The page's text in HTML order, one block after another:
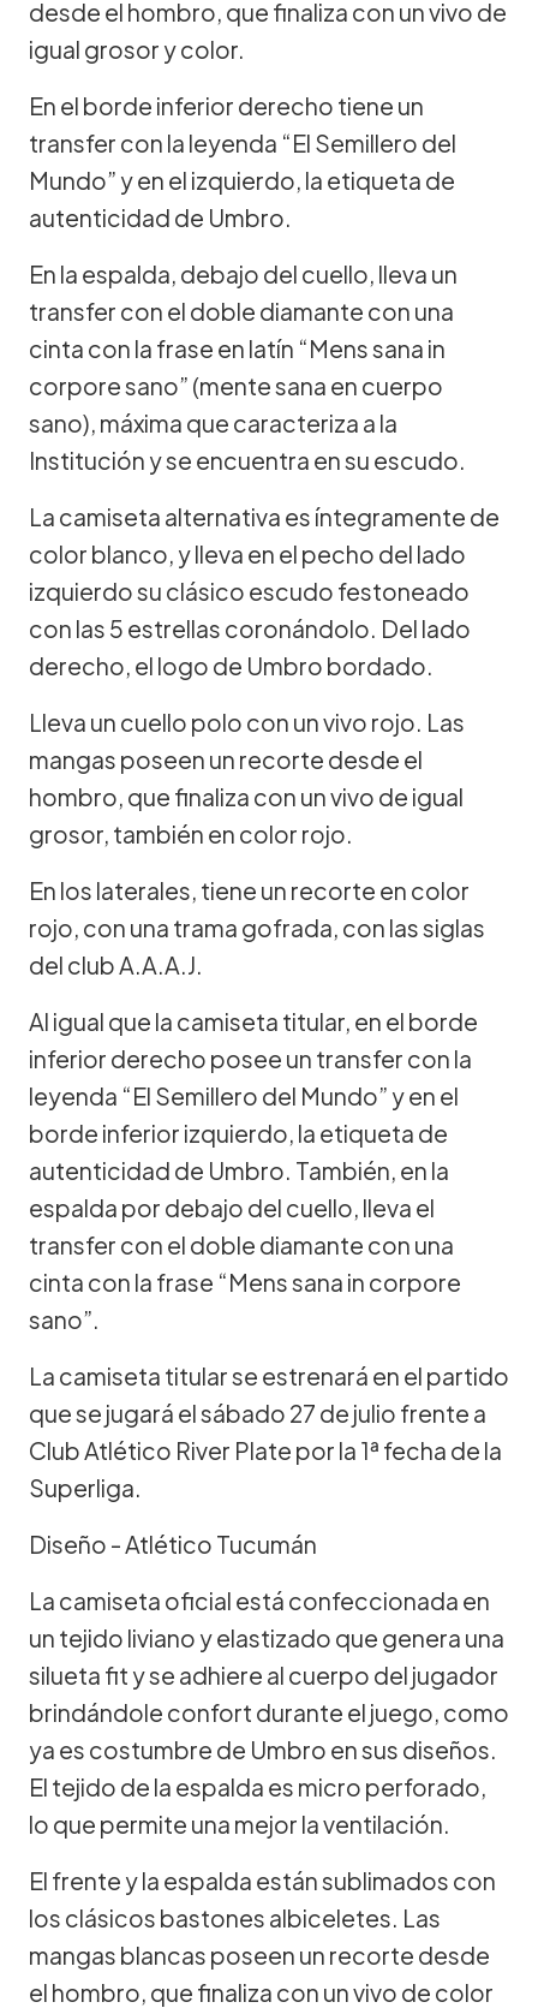
desde el hombro, que finaliza con un vivo de
igual grosor y color.
En el borde inferior derecho tiene un
transfer con la leyenda “El Semillero del
Mundo” y en el izquierdo, la etiqueta de
autenticidad de Umbro.
En la espalda, debajo del cuello, lleva un
transfer con el doble diamante con una
cinta con la frase en latín “Mens sana in
corpore sano” (mente sana en cuerpo
sano), máxima que caracteriza a la
Institución y se encuentra en su escudo.
La camiseta alternativa es íntegramente de
color blanco, y lleva en el pecho del lado
izquierdo su clásico escudo festoneado
con las 5 estrellas coronándolo. Del lado
derecho, el logo de Umbro bordado.
Lleva un cuello polo con un vivo rojo. Las
mangas poseen un recorte desde el
hombro, que finaliza con un vivo de igual
grosor, también en color rojo.
En los laterales, tiene un recorte en color
rojo, con una trama gofrada, con las siglas
del club A.A.A.J.
Al igual que la camiseta titular, en el borde
inferior derecho posee un transfer con la
leyenda “El Semillero del Mundo” y en el
borde inferior izquierdo, la etiqueta de
autenticidad de Umbro. También, en la
espalda por debajo del cuello, lleva el
transfer con el doble diamante con una
cinta con la frase “Mens sana in corpore
sano”.
La camiseta titular se estrenará en el partido
que se jugará el sábado 27 de julio frente a
Club Atlético River Plate por la 1ª fecha de la
Superliga.
Diseño - Atlético Tucumán
La camiseta oficial está confeccionada en
un tejido liviano y elastizado que genera una
silueta fit y se adhiere al cuerpo del jugador
brindándole confort durante el juego, como
ya es costumbre de Umbro en sus diseños.
El tejido de la espalda es micro perforado,
lo que permite una mejor la ventilación.
El frente y la espalda están sublimados con
los clásicos bastones albiceletes. Las
mangas blancas poseen un recorte desde
el hombro, que finaliza con un vivo de color